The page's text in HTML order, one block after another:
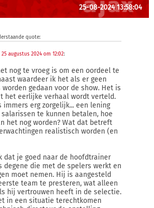
25-08-2024 13:58:04
quote:
25 augustus 2024 om 12:02:
nog te vroeg is om een oordeel te
waardeer ik het als er geen
gedaan voor de show. Het is
het eerlijke verhaal wordt verteld.
immers erg zorgelijk... een lening
te kunnen betalen, hoe
het nog worden? Wat dat betreft
realistisch worden (en
dat je goed naar de hoofdtrainer
degene die met de spelers werkt en
moet nemen. Hij is aangesteld
team te presteren, wat alleen
hij vertrouwen heeft in de selectie.
in een situatie terechtkomen